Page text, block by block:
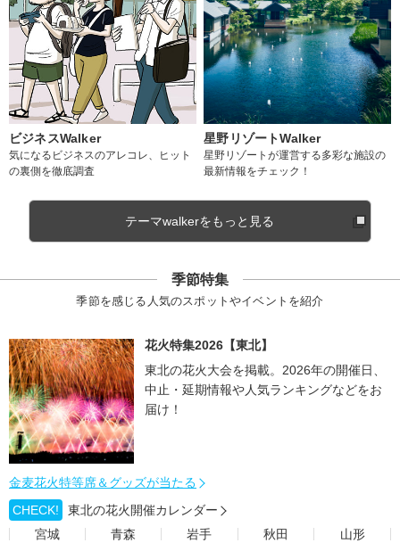
ビジネスWalker
気になるビジネスのアレコレ、ヒット
の裏側を徹底調査
星野リゾートWalker
星野リゾートが運営する多彩な施設の
最新情報をチェック！
テーマwalkerをもっと見る
季節特集
季節を感じる人気のスポットやイベントを紹介
花火特集2026【東北】
東北の花火大会を掲載。2026年の開催日、
中止・延期情報や人気ランキングなどをお
届け！
金麦花火特等席＆グッズが当たる
CHECK!
東北の花火開催カレンダー
宮城
青森 岩手 秋田
山形